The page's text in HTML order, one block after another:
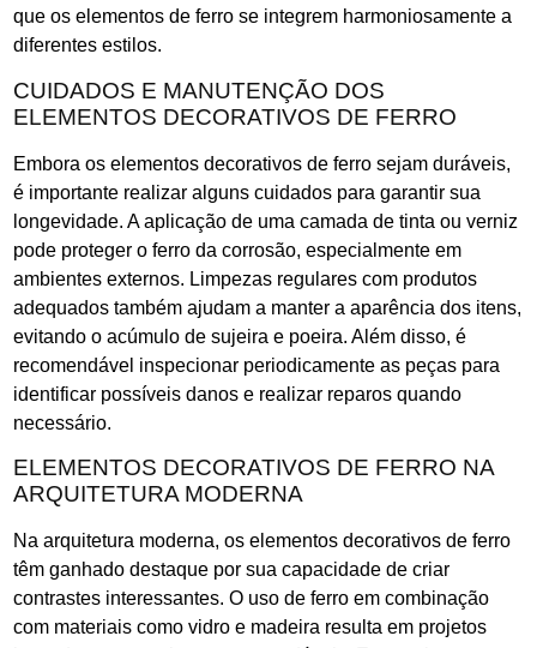
que os elementos de ferro se integrem harmoniosamente a
diferentes estilos.
CUIDADOS E MANUTENÇÃO DOS
ELEMENTOS DECORATIVOS DE FERRO
Embora os elementos decorativos de ferro sejam duráveis,
é importante realizar alguns cuidados para garantir sua
longevidade. A aplicação de uma camada de tinta ou verniz
pode proteger o ferro da corrosão, especialmente em
ambientes externos. Limpezas regulares com produtos
adequados também ajudam a manter a aparência dos itens,
evitando o acúmulo de sujeira e poeira. Além disso, é
recomendável inspecionar periodicamente as peças para
identificar possíveis danos e realizar reparos quando
necessário.
ELEMENTOS DECORATIVOS DE FERRO NA
ARQUITETURA MODERNA
Na arquitetura moderna, os elementos decorativos de ferro
têm ganhado destaque por sua capacidade de criar
contrastes interessantes. O uso de ferro em combinação
com materiais como vidro e madeira resulta em projetos